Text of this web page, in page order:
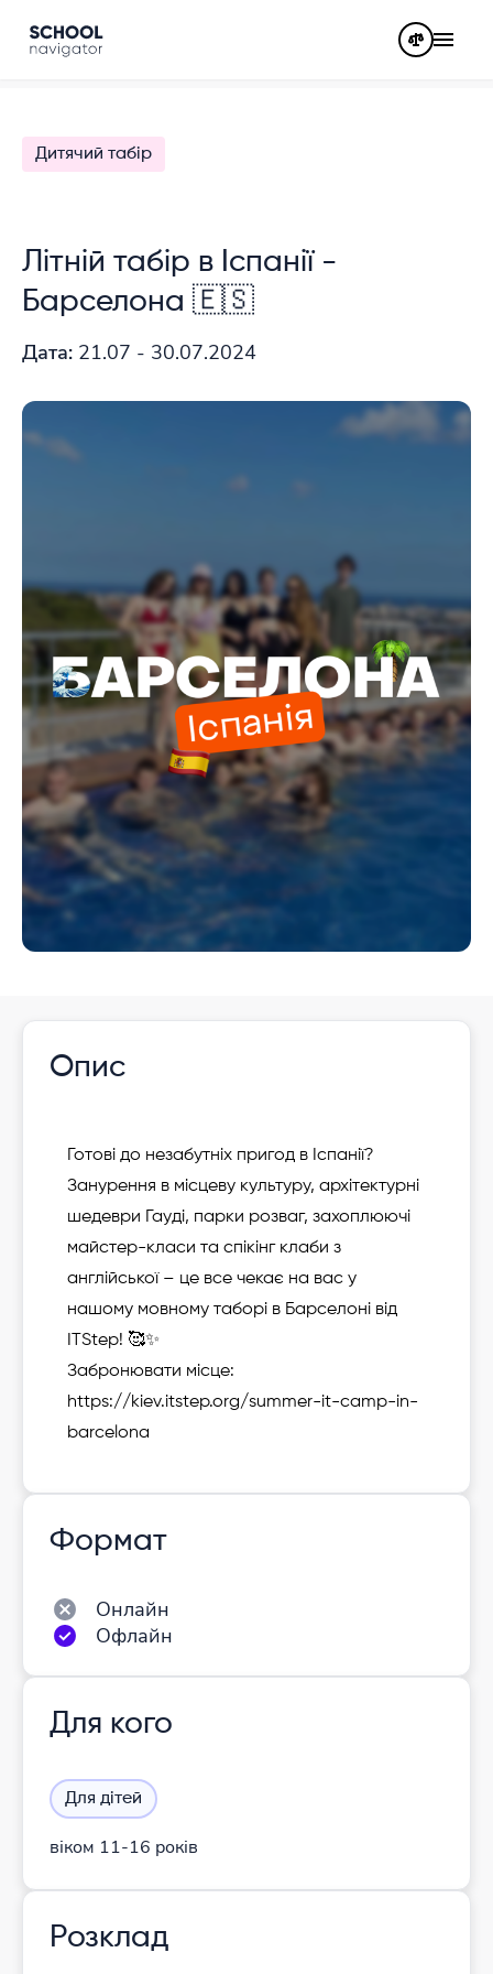
Дитячий табір
Літній табір в Іспанії -
Барселона 🇪🇸
Дата: 21.07 - 30.07.2024
Опис
Готові до незабутніх пригод в Іспанії?
Занурення в місцеву культуру, архітектурні
шедеври Гауді, парки розваг, захоплюючі
майстер-класи та спікінг клаби з
англійської – це все чекає на вас у
нашому мовному таборі в Барселоні від
ITStep! 🥰✨
Забронювати місце:
https://kiev.itstep.org/summer-it-camp-in-
barcelona
Формат
Онлайн
Офлайн
Для кого
Для дітей
віком 11-16 років
Розклад